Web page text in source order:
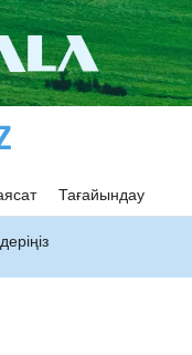
Тағайындау